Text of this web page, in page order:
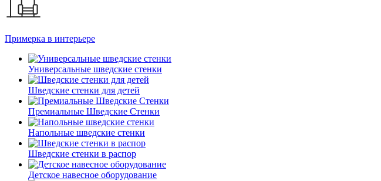
Примерка в интерьере
Универсальные шведские стенки
Шведские стенки для детей
Премиальные Шведские Стенки
Напольные шведские стенки
Шведские стенки в распор
Детское навесное оборудование